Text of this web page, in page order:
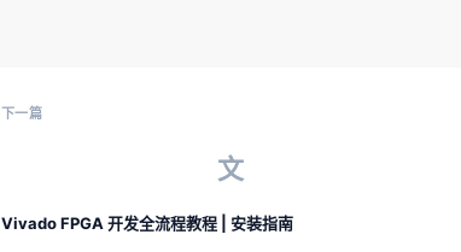
下一篇
文
Vivado FPGA 开发全流程教程 | 安装指南